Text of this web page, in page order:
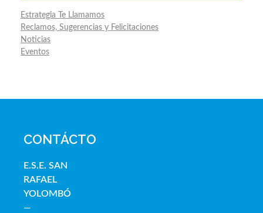
Estrategia Te Llamamos
Reclamos, Sugerencias y Felicitaciones
Noticias
Eventos
CONTÁCTO
E.S.E. SAN
RAFAEL
YOLOMBÓ
—